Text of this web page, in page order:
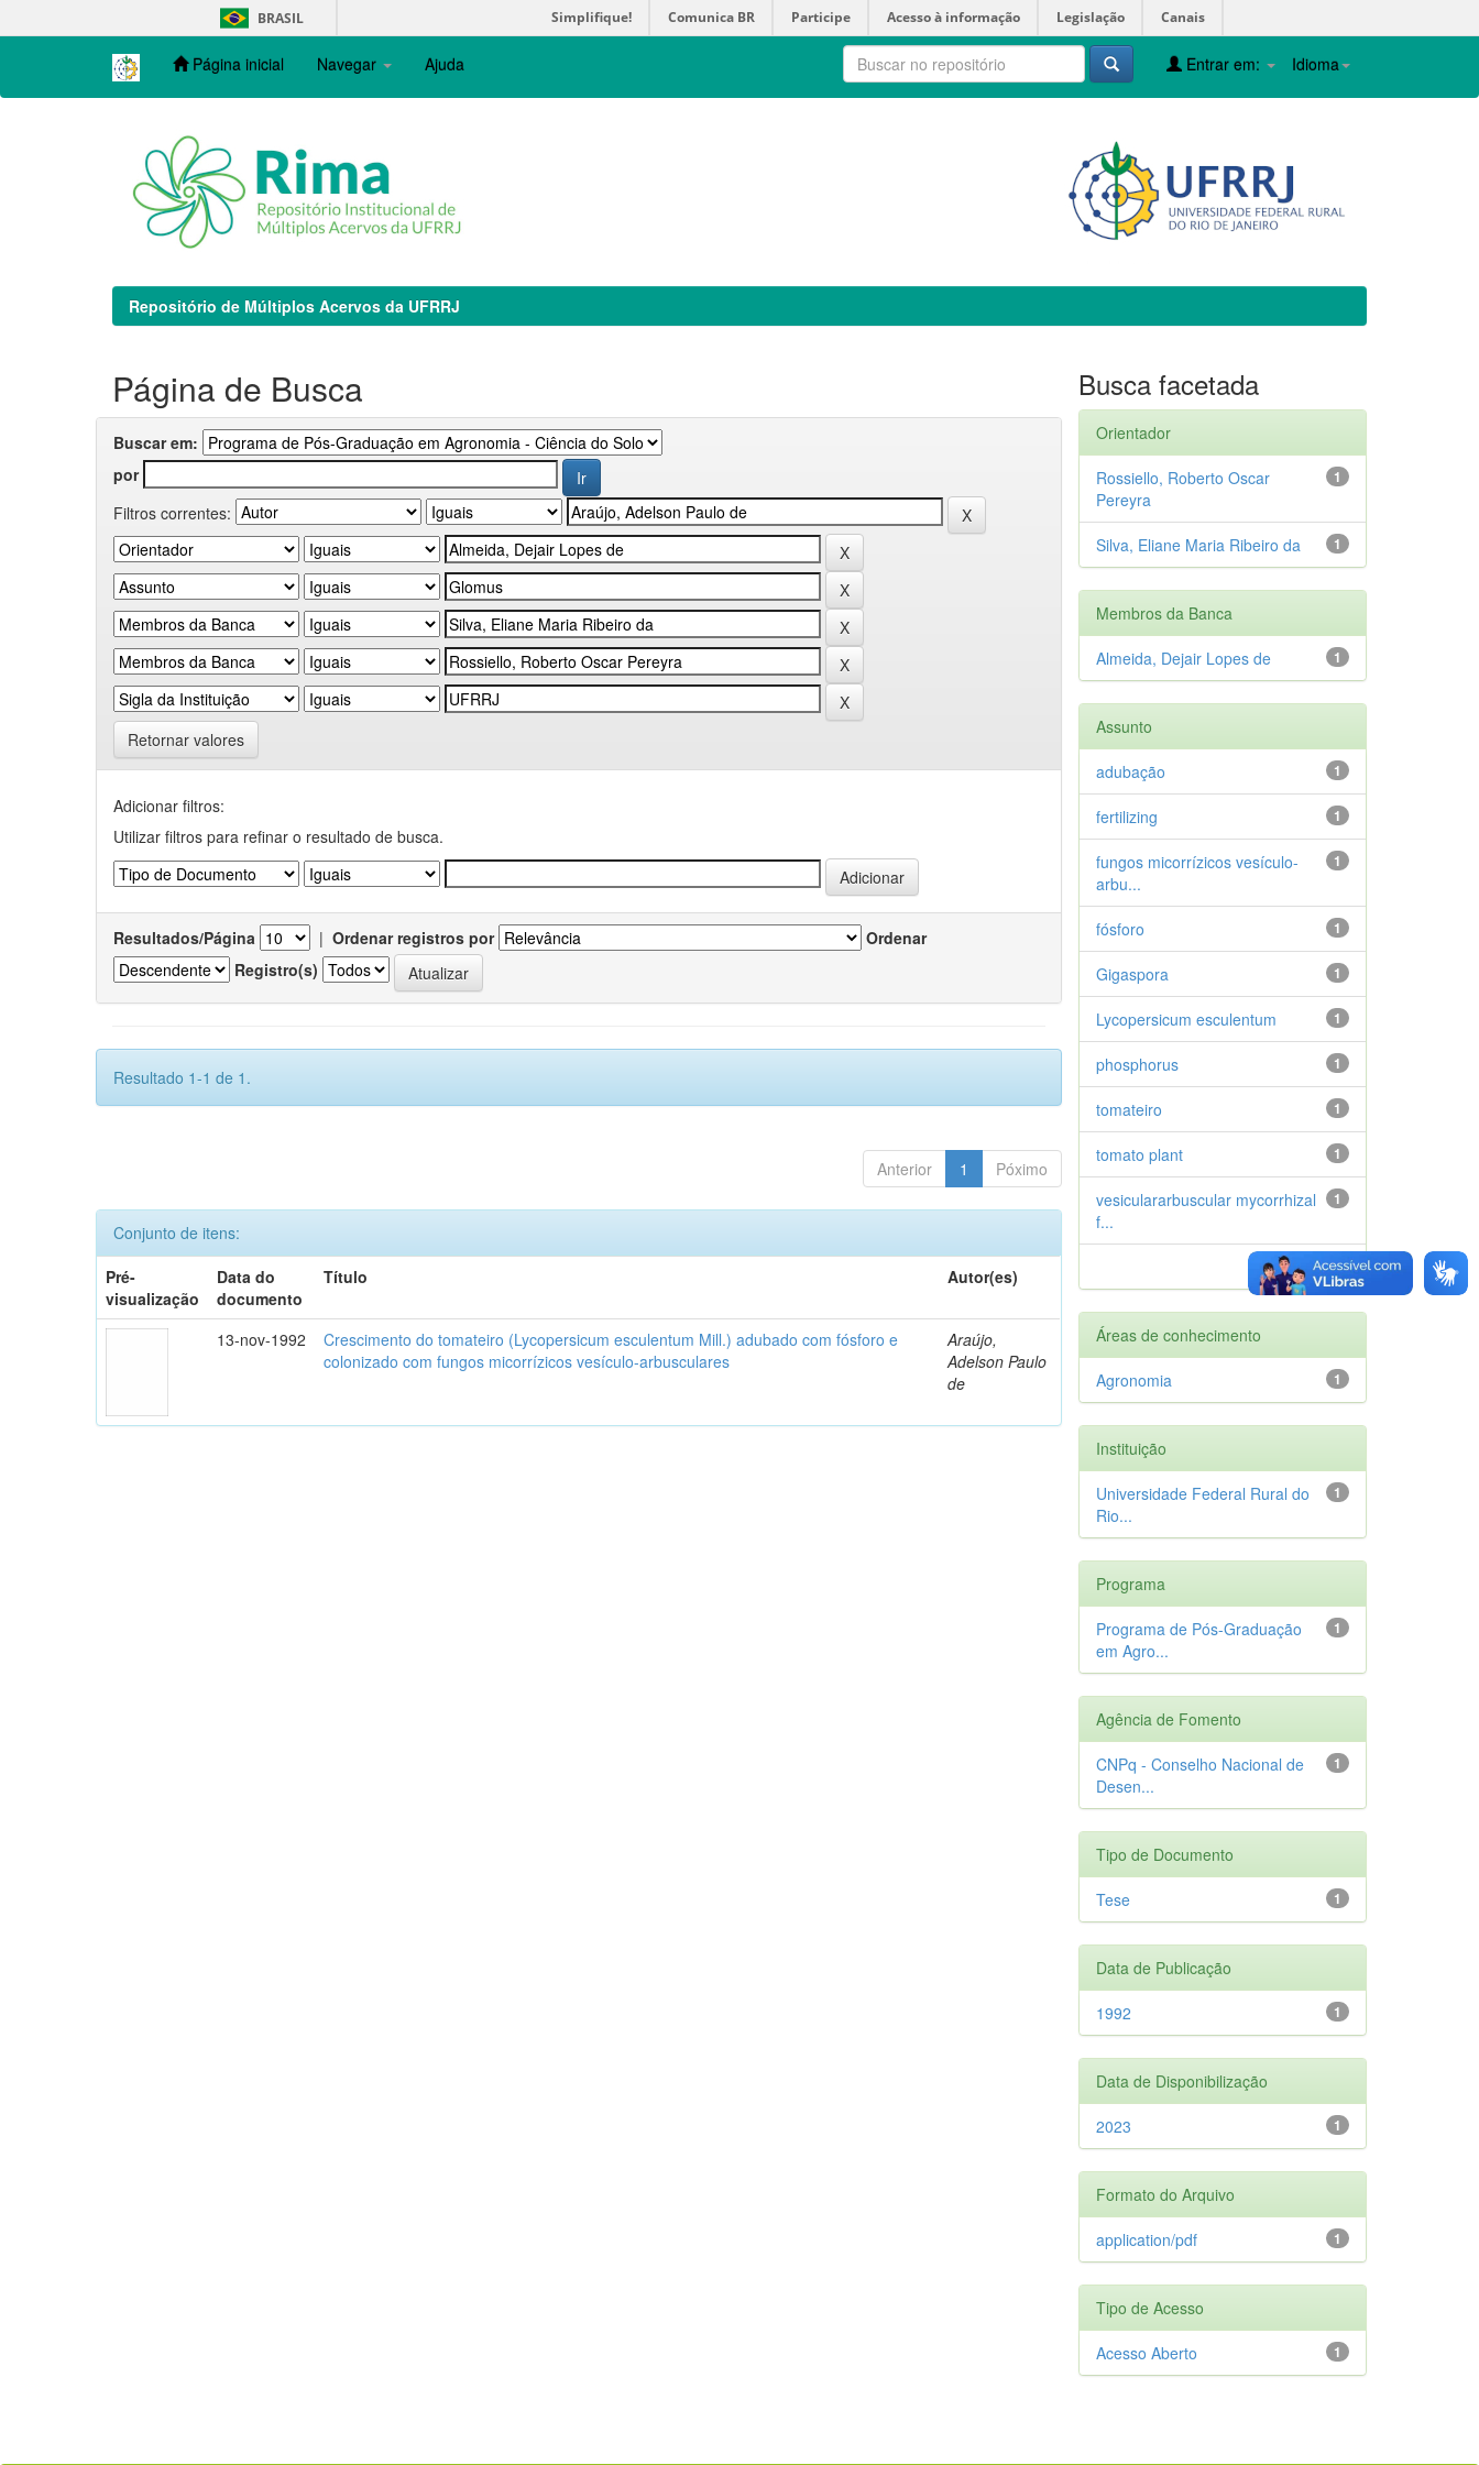
navigation
BRASIL Simplifique! Comunica BR Participe Acesso à informação Legislação Canais
Página inicial Navegar Ajuda Idioma
Entrar em:
Repositório de Múltiplos Acervos da UFRRJ
Página de Busca
Buscar em:
por
Filtros correntes:
Retornar valores
Adicionar filtros:
Utilizar filtros para refinar o resultado de busca.
Resultados/Página | Ordenar registros por
Ordenar
Registro(s)
Resultado 1-1 de 1.
Anterior 1 Póximo
Conjunto de itens:
Pré-
visualização
Data do
documento
Título Autor(es)
13-nov-1992
Crescimento do tomateiro (Lycopersicum esculentum Mill.) adubado com fósforo e
colonizado com fungos micorrízicos vesículo-arbusculares
Araújo,
Adelson Paulo
de
Busca facetada
Orientador
1
Rossiello, Roberto Oscar
Pereyra
1
Silva, Eliane Maria Ribeiro da
Membros da Banca
1
Almeida, Dejair Lopes de
Assunto
1
adubação
1
fertilizing
1
fungos micorrízicos vesículo-
arbu...
1
fósforo
1
Gigaspora
1
Lycopersicum esculentum
1
phosphorus
1
tomateiro
1
tomato plant
1
vesiculararbuscular mycorrhizal
f...
próximo >
Áreas de conhecimento
1
Agronomia
Instituição
1
Universidade Federal Rural do
Rio...
Programa
1
Programa de Pós-Graduação
em Agro...
Agência de Fomento
1
CNPq - Conselho Nacional de
Desen...
Tipo de Documento
1
Tese
Data de Publicação
1
1992
Data de Disponibilização
1
2023
Formato do Arquivo
1
application/pdf
Tipo de Acesso
1
Acesso Aberto